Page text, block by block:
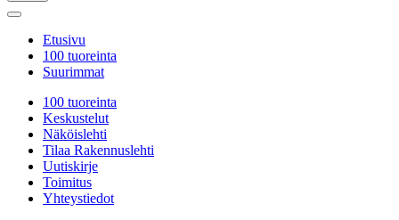
Etusivu
100 tuoreinta
Suurimmat
100 tuoreinta
Keskustelut
Näköislehti
Tilaa Rakennuslehti
Uutiskirje
Toimitus
Yhteystiedot